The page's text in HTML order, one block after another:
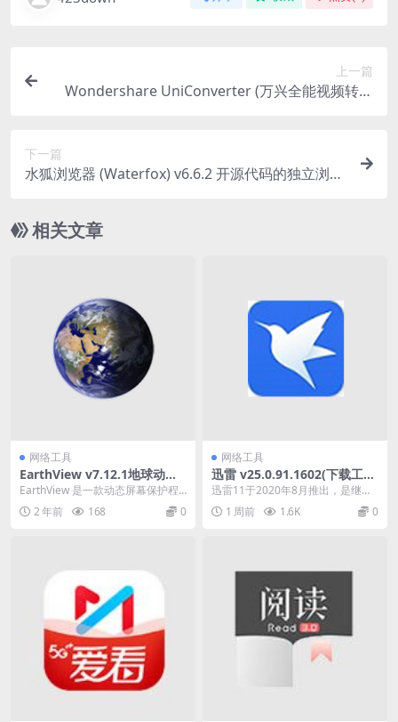
上一篇
Wondershare UniConverter (万兴全能视频转换
下一篇
水狐浏览器 (Waterfox) v6.6.2 开源代码的独立浏览
相关文章
网络工具
EarthView v7.12.1地球动态
壁纸便携版
EarthView 是一款动态屏幕保护程
序，您能够查看地球、地球仪或地
图的高清壁...
2 年前 168 0
网络工具
迅雷 v25.0.91.1602(下载工
具) 去广告便携式版
迅雷11于2020年8月推出，是继迅
雷X之后的换代版PC迅雷客户端。
迅雷11重新...
1 周前 1.6K 0